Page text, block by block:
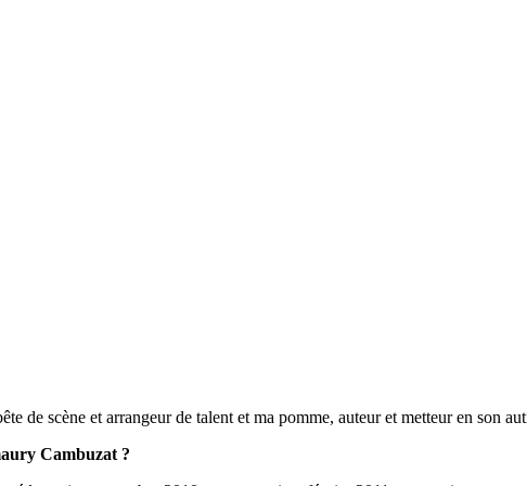
scène et arrangeur de talent et ma pomme, auteur et metteur en son
Cambuzat ?